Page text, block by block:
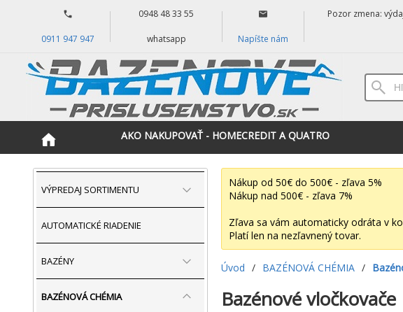
0911 947 947
0948 48 33 55
whatsapp Napíšte nám
Pozor zmena:
AKO NAKUPOVAŤ - HOMECREDIT A QUATRO
VÝPREDAJ SORTIMENTU
AUTOMATICKÉ RIADENIE
BAZÉNY
BAZÉNOVÁ CHÉMIA
Nákup od 50€ do 500€ - zľava 5%
Nákup nad 500€ - zľava 7%
Zľava sa vám automaticky odráta v
Platí len na nezľavnený tovar.
Úvod / BAZÉNOVÁ CHÉMIA /
Bazénové vločkovače